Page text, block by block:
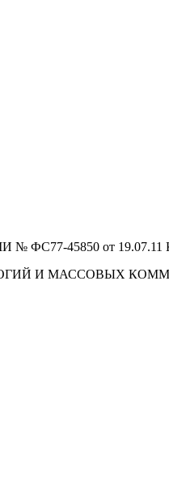
№ ФС77-45850 от
И МАССОВЫХ